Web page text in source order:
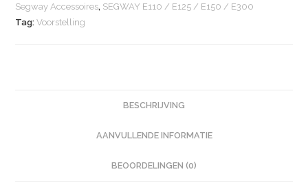
Segway Accessoires, SEGWAY E110 / E125 / E150 / E300
Tag:Voorstelling
BESCHRIJVING
AANVULLENDE INFORMATIE
BEOORDELINGEN (0)